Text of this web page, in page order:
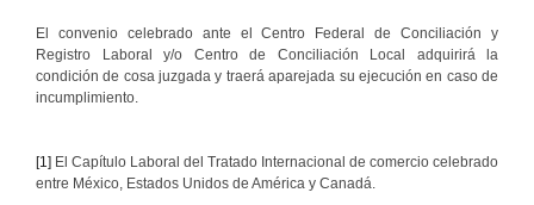
El convenio celebrado ante el Centro Federal de Conciliación y
Registro Laboral y/o Centro de Conciliación Local adquirirá la
condición de cosa juzgada y traerá aparejada su ejecución en caso de
incumplimiento.
[1] El Capítulo Laboral del Tratado Internacional de comercio celebrado
entre México, Estados Unidos de América y Canadá.